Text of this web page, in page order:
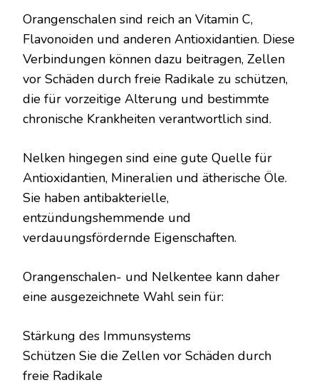
Orangenschalen sind reich an Vitamin C,
Flavonoiden und anderen Antioxidantien. Diese
Verbindungen können dazu beitragen, Zellen
vor Schäden durch freie Radikale zu schützen,
die für vorzeitige Alterung und bestimmte
chronische Krankheiten verantwortlich sind.
Nelken hingegen sind eine gute Quelle für
Antioxidantien, Mineralien und ätherische Öle.
Sie haben antibakterielle,
entzündungshemmende und
verdauungsfördernde Eigenschaften.
Orangenschalen- und Nelkentee kann daher
eine ausgezeichnete Wahl sein für:
Stärkung des Immunsystems
Schützen Sie die Zellen vor Schäden durch
freie Radikale